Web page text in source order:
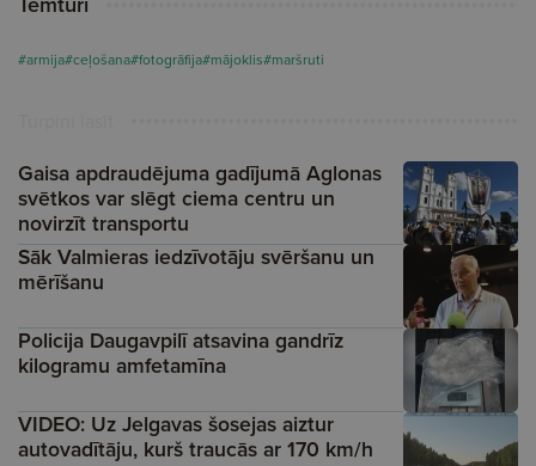
#armija#ceļošana#fotogrāfija#mājoklis#maršruti
Gaisa apdraudējuma gadījumā Aglonas
svētkos var slēgt ciema centru un
novirzīt transportu
Sāk Valmieras iedzīvotāju svēršanu un
mērīšanu
Policija Daugavpilī atsavina gandrīz
kilogramu amfetamīna
VIDEO: Uz Jelgavas šosejas aiztur
autovadītāju, kurš traucās ar 170 km/h